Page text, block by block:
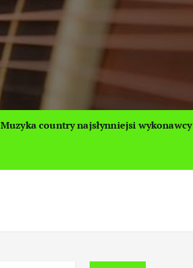
Muzyka country najsłynniejsi wykonawcy